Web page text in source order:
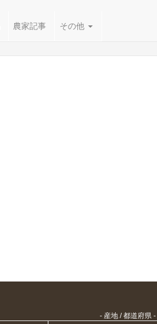
農家記事 その他
- 産地 / 都道府県 -